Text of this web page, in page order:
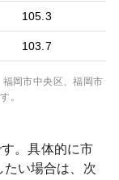
105.3
103.7
岡市中央区、福岡市
。
。具体的に市
たい場合は、次